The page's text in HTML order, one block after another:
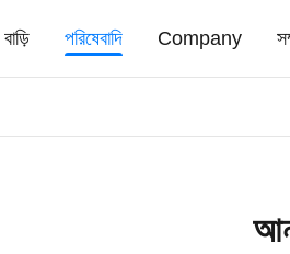
বাড়ি পরিষেবাদি Company